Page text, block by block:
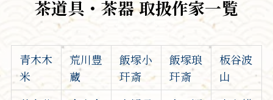
茶道具・茶器 取扱作家一覧
青木木
米
荒川豊
蔵
飯塚小
玕斎
飯塚琅
玕斎
板谷波
山